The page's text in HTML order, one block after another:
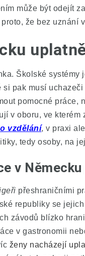
může být odejít
že bez
Školské
pak musí
pomocné
v oboru, ve
vzdělání, v praxi
tedy osoby, na
v
přeshraničními
republiky se
závodů blízko
v gastronomii
ženy nacházejí